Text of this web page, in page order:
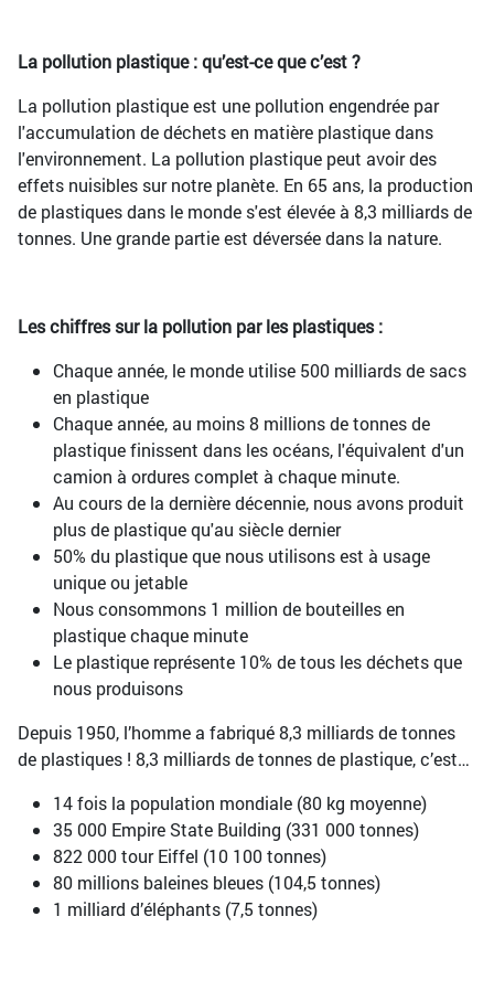
La pollution plastique : qu’est-ce que c’est ?
La pollution plastique est une pollution engendrée par
l'accumulation de déchets en matière plastique dans
l'environnement. La pollution plastique peut avoir des
effets nuisibles sur notre planète. En 65 ans, la production
de plastiques dans le monde s'est élevée à 8,3 milliards de
tonnes. Une grande partie est déversée dans la nature.
Les chiffres sur la pollution par les plastiques :
Chaque année, le monde utilise 500 milliards de sacs
en plastique
Chaque année, au moins 8 millions de tonnes de
plastique finissent dans les océans, l'équivalent d'un
camion à ordures complet à chaque minute.
Au cours de la dernière décennie, nous avons produit
plus de plastique qu'au siècle dernier
50% du plastique que nous utilisons est à usage
unique ou jetable
Nous consommons 1 million de bouteilles en
plastique chaque minute
Le plastique représente 10% de tous les déchets que
nous produisons
Depuis 1950, l’homme a fabriqué 8,3 milliards de tonnes
de plastiques ! 8,3 milliards de tonnes de plastique, c’est…
14 fois la population mondiale (80 kg moyenne)
35 000 Empire State Building (331 000 tonnes)
822 000 tour Eiffel (10 100 tonnes)
80 millions baleines bleues (104,5 tonnes)
1 milliard d’éléphants (7,5 tonnes)